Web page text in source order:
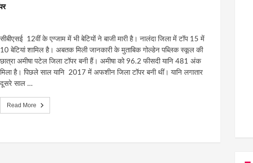
सीबीएसई 12वीं के एग्जाम में भी बेटियों ने बाजी मारी है। नालंदा जिला में टॉप 15 में
10 बेटियां शामिल है। अबतक मिली जानकारी के मुताबिक गोल्डेन पब्लिक स्कूल की
छात्रा अमीषा पटेल जिला टॉपर बनी हैं। अमीषा को 96.2 फीसदी यानि 481 अंक
मिला है। पिछले साल यानि 2017 में अफशीन जिला टॉपर बनी थीं। यानि लगातार
दूसरे साल …
Read More